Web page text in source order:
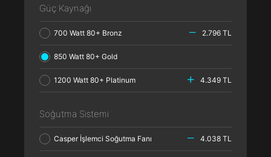
Güç Kaynağı
700 Watt 80+ Bronz 2.796 TL
850 Watt 80+ Gold
1200 Watt 80+ Platinum 4.349 TL
Soğutma Sistemi
Casper İşlemci Soğutma Fanı 4.038 TL